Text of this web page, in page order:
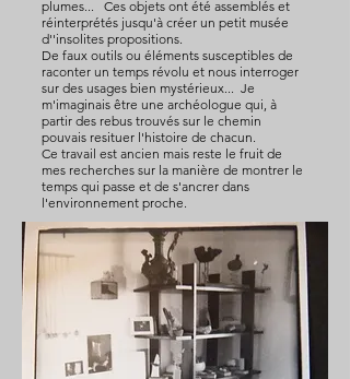
plumes... Ces objets ont été assemblés et
réinterprétés jusqu'à créer un petit musée
d''insolites propositions.
De faux outils ou éléments susceptibles de
raconter un temps révolu et nous interroger
sur des usages bien mystérieux... Je
m'imaginais être une archéologue qui, à
partir des rebus trouvés sur le chemin
pouvais resituer l'histoire de chacun.
Ce travail est ancien mais reste le fruit de
mes recherches sur la manière de montrer le
temps qui passe et de s'ancrer dans
l'environnement proche.